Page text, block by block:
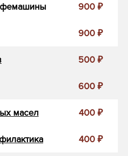
900 ₽
900 ₽
500 ₽
600 ₽
масел 400 ₽
400 ₽